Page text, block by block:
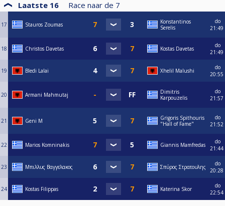
Laatste 16 Race naar de 7
17 Stauros Zoumas
Konstantinos
Serelis
do
21:49
18 Christos Davetas Kostas Davetas
do
21:49
19 Bledi Lalai Xhelil Malushi
do
20:55
20 Armani Mahmutaj
Dimitris
Karpouzelis
do
21:57
21 Geni M
Grigoris Spithouris
"Hall of Fame"
do
21:52
22 Marios Komninakis Giannis Mamfredas
do
21:44
23 Μπιλλυς Βαγγελακος Σπύρος Στρατουλης
do
20:28
24 Kostas Filippas Katerina Skor
do
22:54